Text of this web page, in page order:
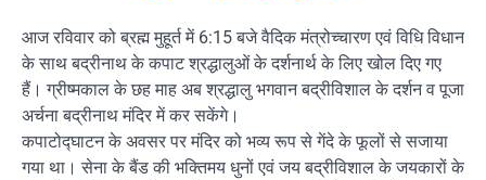
आज रविवार को ब्रह्म मुहूर्त में 6:15 बजे वैदिक मंत्रोच्चारण एवं विधि विधान
के साथ बद्रीनाथ के कपाट श्रद्धालुओं के दर्शनार्थ के लिए खोल दिए गए
हैं। ग्रीष्मकाल के छह माह अब श्रद्धालु भगवान बद्रीविशाल के दर्शन व पूजा
अर्चना बद्रीनाथ मंदिर में कर सकेंगे।
कपाटोद्घाटन के अवसर पर मंदिर को भव्य रूप से गेंदे के फूलों से सजाया
गया था। सेना के बैंड की भक्तिमय धुनों एवं जय बद्रीविशाल के जयकारों के